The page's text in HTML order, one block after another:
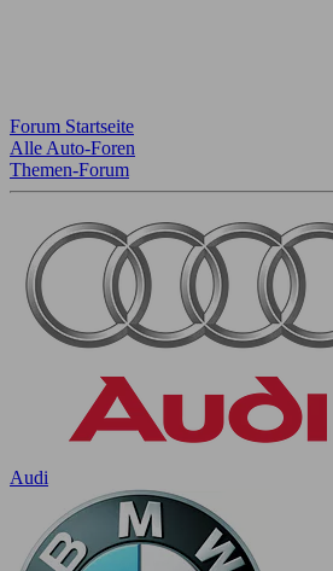
Forum Startseite
Alle Auto-Foren
Themen-Forum
Audi